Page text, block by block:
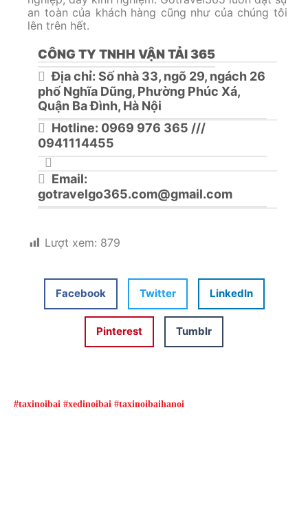
an toàn của khách hàng cũng như của chúng tôi
lên trên hết.
CÔNG TY TNHH VẬN TẢI 365
Địa chỉ: Số nhà 33, ngõ 29, ngách 26
phố Nghĩa Dũng, Phường Phúc Xá,
Quận Ba Đình, Hà Nội
Hotline: 0969 976 365 ///
0941114455
Email:
gotravelgo365.com@gmail.com
Lượt xem: 879
Facebook Twitter LinkedIn
Pinterest Tumblr
#taxinoibai #xedinoibai #taxinoibaihanoi